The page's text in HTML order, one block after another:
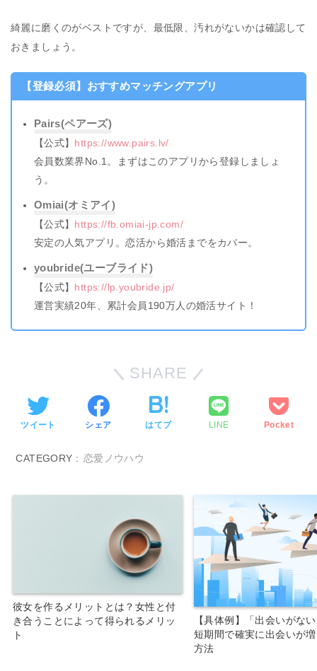
綺麗に磨くのがベストですが、最低限、汚れがないかは確認して
おきましょう。
【登録必須】おすすめマッチングアプリ
Pairs(ペアーズ)
【公式】 https://www.pairs.lv/
会員数業界No.1。まずはこのアプリから登録しましょ
う。
Omiai(オミアイ)
【公式】 https://fb.omiai-jp.com/
安定の人気アプリ。恋活から婚活までをカバー。
youbride(ユーブライド)
【公式】 https://lp.youbride.jp/
運営実績20年、累計会員190万人の婚活サイト！
SHARE
ツイート シェア はてブ LINE Pocket
CATEGORY : 恋愛ノウハウ
彼女を作るメリットとは？女性と付
き合うことによって得られるメリッ
ト
【具体例】「出会いがな
短期間で確実に出会いが
方法